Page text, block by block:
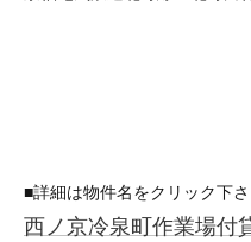
■詳細は物件名をクリック下
西ノ京冷泉町作業場付